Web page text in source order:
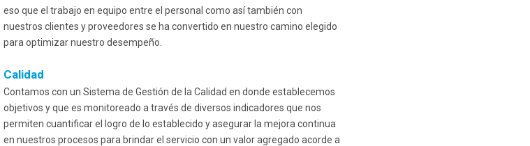
eso que el trabajo en equipo entre el personal como así también con
nuestros clientes y proveedores se ha convertido en nuestro camino elegido
para optimizar nuestro desempeño.
Calidad
Contamos con un Sistema de Gestión de la Calidad en donde establecemos
objetivos y que es monitoreado a través de diversos indicadores que nos
permiten cuantificar el logro de lo establecido y asegurar la mejora continua
en nuestros procesos para brindar el servicio con un valor agregado acorde a